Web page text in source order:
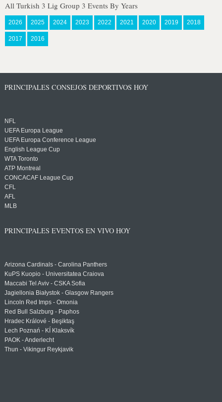
All Turkish 3 Lig Group 3 Events By Years
2026 2025 2024 2023 2022 2021 2020 2019 2018
2017 2016
PRINCIPALES CONSEJOS DEPORTIVOS HOY
NFL
UEFA Europa League
UEFA Europa Conference League
English League Cup
WTA Toronto
ATP Montreal
CONCACAF League Cup
CFL
AFL
MLB
PRINCIPALES EVENTOS EN VIVO HOY
Arizona Cardinals - Carolina Panthers
KuPS Kuopio - Universitatea Craiova
Maccabi Tel Aviv - CSKA Sofia
Jagiellonia Białystok - Glasgow Rangers
Lincoln Red Imps - Omonia
Red Bull Salzburg - Paphos
Hradec Králové - Beşiktaş
Lech Poznań - KÍ Klaksvík
PAOK - Anderlecht
Thun - Vikingur Reykjavik